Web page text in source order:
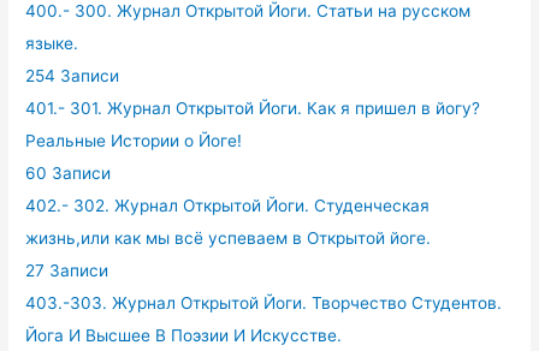
400.- 300. Журнал Открытой Йоги. Статьи на русском
языке.
254 Записи
401.- 301. Журнал Открытой Йоги. Как я пришел в йогу?
Реальные Истории о Йоге!
60 Записи
402.- 302. Журнал Открытой Йоги. Студенческая
жизнь,или как мы всё успеваем в Открытой йоге.
27 Записи
403.-303. Журнал Открытой Йоги. Творчество Студентов.
Йога И Высшее В Поэзии И Искусстве.